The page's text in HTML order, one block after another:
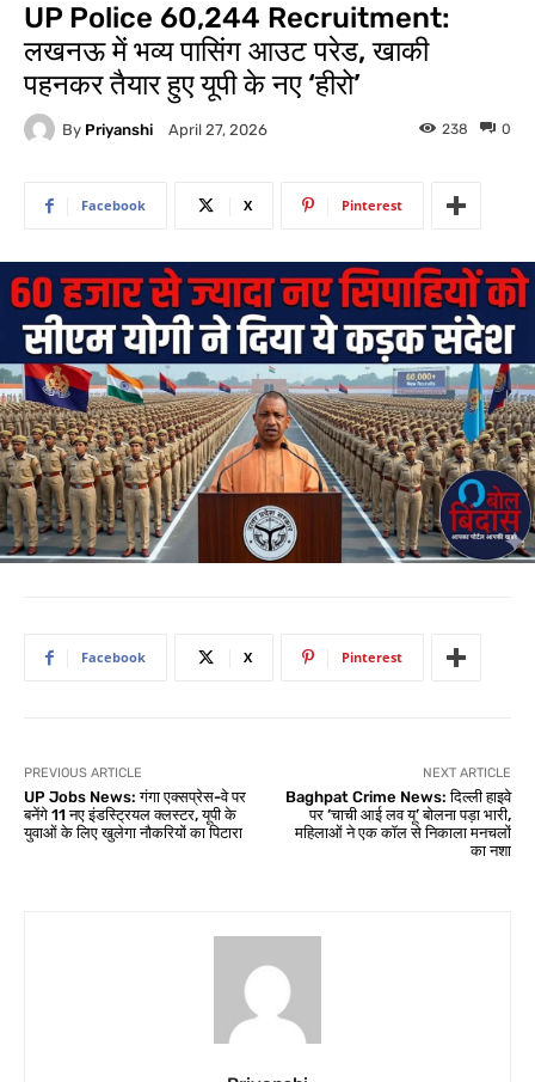
UP Police 60,244 Recruitment:
लखनऊ में भव्य पासिंग आउट परेड, खाकी
पहनकर तैयार हुए यूपी के नए ‘हीरो’
By Priyanshi April 27, 2026 0
238
Facebook X Pinterest
Facebook X Pinterest
PREVIOUS ARTICLE
UP Jobs News: गंगा एक्सप्रेस-वे पर
बनेंगे 11 नए इंडस्ट्रियल क्लस्टर, यूपी के
युवाओं के लिए खुलेगा नौकरियों का पिटारा
NEXT ARTICLE
Baghpat Crime News: दिल्ली हाइवे
पर ‘चाची आई लव यू’ बोलना पड़ा भारी,
महिलाओं ने एक कॉल से निकाला मनचलों
का नशा